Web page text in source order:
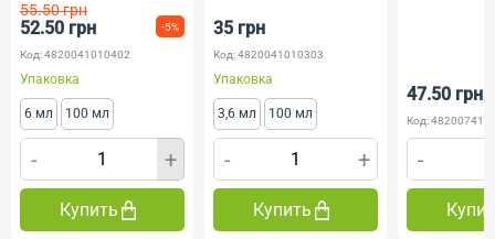
55.50 грн
52.50 грн -5%
Код: 4820041010402
Упаковка
6 мл 100 мл
- +
Купить
35 грн
Код: 4820041010303
Упаковка
3,6 мл 100 мл
- +
Купить
47.50 грн
Код:
-